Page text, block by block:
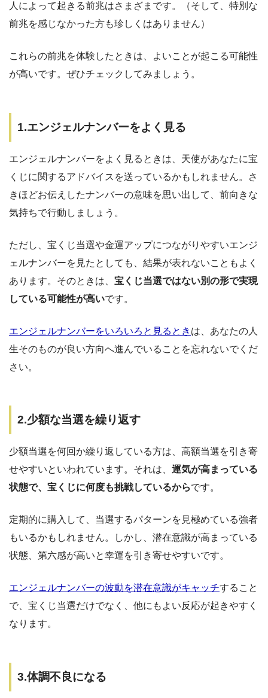
人によって起きる前兆はさまざまです。（そして、特別な
前兆を感じなかった方も珍しくはありません）
これらの前兆を体験したときは、よいことが起こる可能性
が高いです。ぜひチェックしてみましょう。
1.エンジェルナンバーをよく見る
エンジェルナンバーをよく見るときは、天使があなたに宝
くじに関するアドバイスを送っているかもしれません。さ
きほどお伝えしたナンバーの意味を思い出して、前向きな
気持ちで行動しましょう。
ただし、宝くじ当選や金運アップにつながりやすいエンジ
ェルナンバーを見たとしても、結果が表れないこともよく
あります。そのときは、 宝くじ当選ではない別の形で実現
している可能性が高いです。
エンジェルナンバーをいろいろと見るとき は、あなたの人
生そのものが良い方向へ進んでいることを忘れないでくだ
さい。
2.少額な当選を繰り返す
少額当選を何回か繰り返している方は、高額当選を引き寄
せやすいといわれています。それは、 運気が高まっている
状態で、宝くじに何度も挑戦しているからです。
定期的に購入して、当選するパターンを見極めている強者
もいるかもしれません。しかし、潜在意識が高まっている
状態、第六感が高いと幸運を引き寄せやすいです。
エンジェルナンバーの波動を潜在意識がキャッチすること
で、宝くじ当選だけでなく、他にもよい反応が起きやすく
なります。
3.体調不良になる